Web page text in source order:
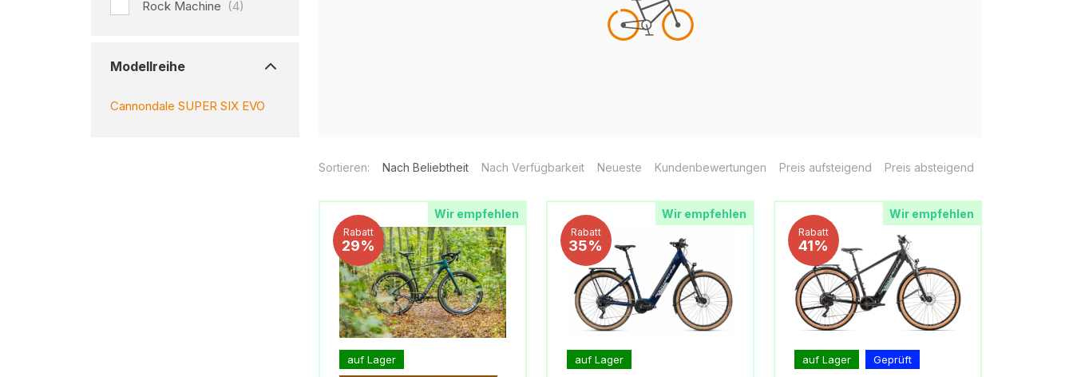
Rock Machine (4)
Modellreihe
Cannondale SUPER SIX EVO
Sortieren: Nach Beliebtheit Nach Verfügbarkeit Neueste Kundenbewertungen Preis aufsteigend Preis absteigend
Wir empfehlen
Rabatt
29%
auf Lager
Wir empfehlen
Rabatt
35%
auf Lager
Wir empfehlen
Rabatt
41%
auf Lager Geprüft